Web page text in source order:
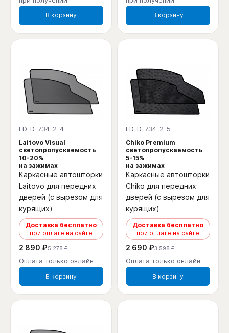
В корзину В корзину
FD-D-734-2-4
Laitovo Visual
светопропускаемость
10-20%
на зажимах
Каркасные автошторки
Laitovo для передних
дверей (с вырезом для
курящих)
Доставка бесплатно
при оплате на сайте
2 890 ₽5 278 ₽
Оплата только онлайн
В корзину
FD-D-734-2-5
Chiko Premium
светопропускаемость
5-15%
на зажимах
Каркасные автошторки
Chiko для передних
дверей (с вырезом для
курящих)
Доставка бесплатно
при оплате на сайте
2 690 ₽3 598 ₽
Оплата только онлайн
В корзину